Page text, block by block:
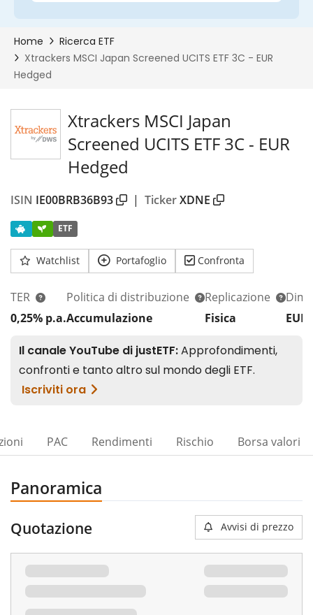
Xtrackers MSCI Japan
Screened UCITS ETF 3C - EUR
Hedged
ISIN IE00BRB36B93 | TickerXDNE
ETF
Watchlist Portafoglio Confronta
TER
0,25% p.a.
Politica di distribuzione
Accumulazione
Replicazione
Fisica
PAC Rendimenti Rischio Borsa valori
Panoramica
Quotazione Avvisi di prezzo